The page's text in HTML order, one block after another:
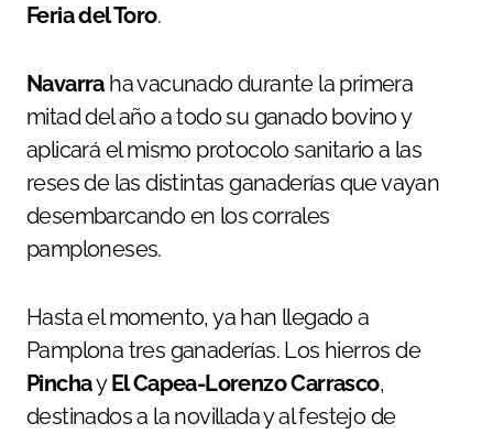
Feria del Toro.
Navarraha vacunado durante la primera
mitad del año a todo su ganado bovino y
aplicará el mismo protocolo sanitario a las
reses de las distintas ganaderías que vayan
desembarcando en los corrales
pamploneses.
Hasta el momento, ya han llegado a
Pamplona tres ganaderías. Los hierros de
PinchayEl Capea-Lorenzo Carrasco,
destinados a la novillada y al festejo de